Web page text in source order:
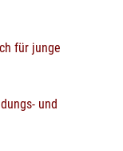
für junge
und